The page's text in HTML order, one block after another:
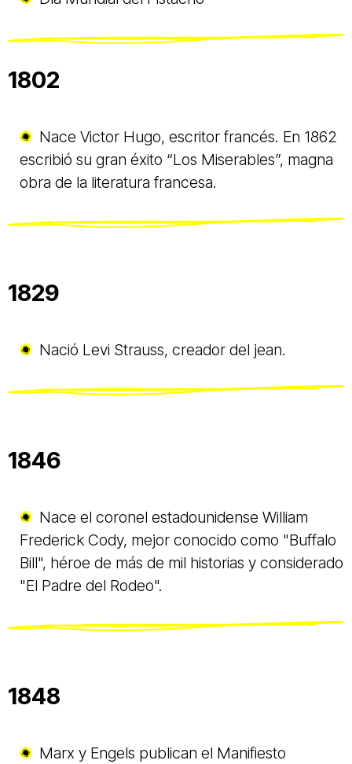
1802
Nace Victor Hugo, escritor francés. En 1862
escribió su gran éxito “Los Miserables”, magna
obra de la literatura francesa.
1829
Nació Levi Strauss, creador del jean.
1846
Nace el coronel estadounidense William
Frederick Cody, mejor conocido como "Buffalo
Bill", héroe de más de mil historias y considerado
"El Padre del Rodeo".
1848
Marx y Engels publican el Manifiesto